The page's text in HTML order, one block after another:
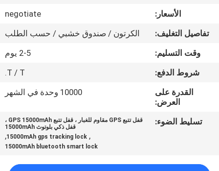
جولة
في
المعمل
مراقبة
الأسعار:
negotiate
تفاصيل التغليف:
الكرتون / صندوق خشبي / حسب الطلب
وقت التسليم:
2-5 يوم
شروط الدفع:
T / T.
القدرة على
العرض:
10000 وحدة في الشهر
تسليط الضوء:
قفل تتبع GPS مقاوم للغبار ، قفل تتبع GPS 15000mAh ،
قفل ذكي بلوتوث 15000mAh
,
15000mAh gps tracking lock
,
15000mAh bluetooth smart lock